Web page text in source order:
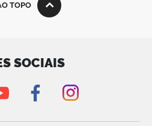
TOPO
SOCIAIS